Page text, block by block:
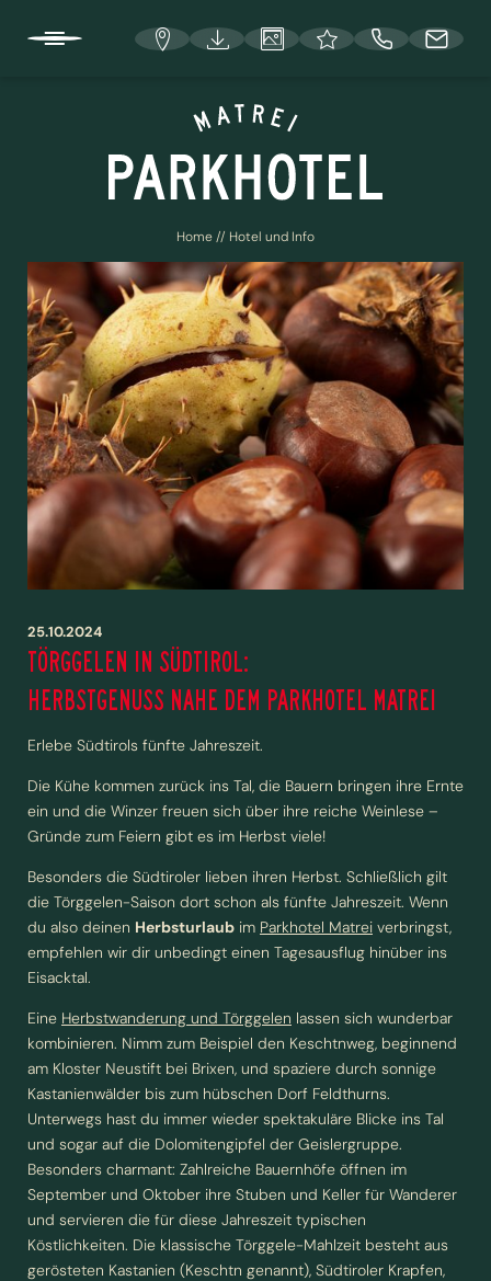
HOTEL UND INFO
Lage und Anreise
Deine Gastgeber
Österreichisches Umweltzeichen und EU Ecolabel
Entspannung
Stellenangebote
FAQ
ZIMMER UND PREISE
ESSEN, TRINKEN UND EVENTS
BUSINESS- UND GRUPPENREISEN
Home// Hotel und Info
25.10.2024
TÖRGGELEN IN SÜDTIROL:
HERBSTGENUSS NAHE DEM PARKHOTEL MATREI
Erlebe Südtirols fünfte Jahreszeit.
Die Kühe kommen zurück ins Tal, die Bauern bringen ihre Ernte
ein und die Winzer freuen sich über ihre reiche Weinlese –
Gründe zum Feiern gibt es im Herbst viele!
Besonders die Südtiroler lieben ihren Herbst. Schließlich gilt
die Törggelen-Saison dort schon als fünfte Jahreszeit. Wenn
du also deinen Herbsturlaub im Parkhotel Matrei verbringst,
empfehlen wir dir unbedingt einen Tagesausflug hinüber ins
Eisacktal.
Eine Herbstwanderung und Törggelen lassen sich wunderbar
kombinieren. Nimm zum Beispiel den Keschtnweg, beginnend
am Kloster Neustift bei Brixen, und spaziere durch sonnige
Kastanienwälder bis zum hübschen Dorf Feldthurns.
Unterwegs hast du immer wieder spektakuläre Blicke ins Tal
und sogar auf die Dolomitengipfel der Geislergruppe.
Besonders charmant: Zahlreiche Bauernhöfe öffnen im
September und Oktober ihre Stuben und Keller für Wanderer
und servieren die für diese Jahreszeit typischen
Köstlichkeiten. Die klassische Törggele-Mahlzeit besteht aus
gerösteten Kastanien (Keschtn genannt), Südtiroler Krapfen,